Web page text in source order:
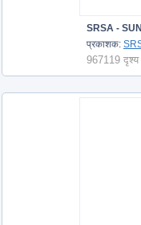
SRSA -
प्रकाशक:
967119 दृश्य